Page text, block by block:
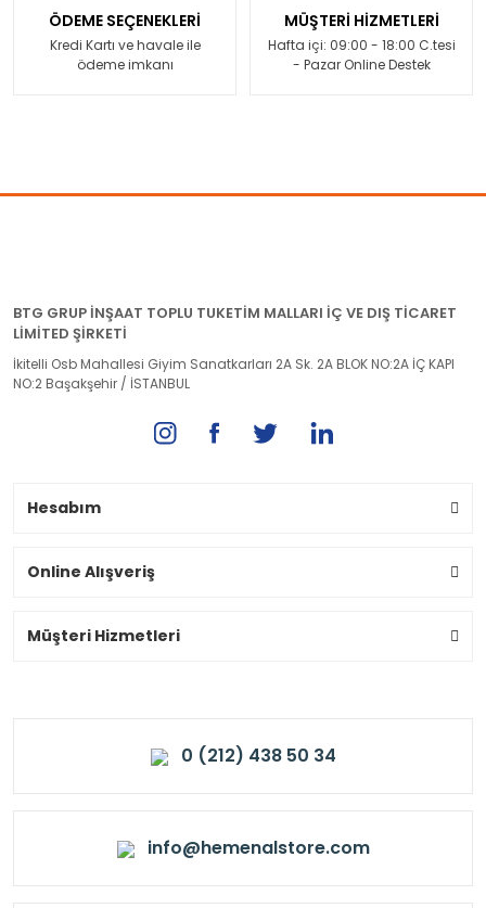
ÖDEME SEÇENEKLERİ
Kredi Kartı ve havale ile
ödeme imkanı
MÜŞTERİ HİZMETLERİ
Hafta içi: 09:00 - 18:00 C.tesi
- Pazar Online Destek
BTG GRUP İNŞAAT TOPLU TUKETİM MALLARI İÇ VE DIŞ TİCARET
LİMİTED ŞİRKETİ
İkitelli Osb Mahallesi Giyim Sanatkarları 2A Sk. 2A BLOK NO:2A İÇ KAPI
NO:2 Başakşehir / İSTANBUL
Hesabım
Online Alışveriş
Müşteri Hizmetleri
0 (212) 438 50 34
info@hemenalstore.com